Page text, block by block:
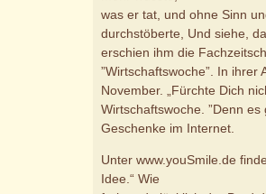
was er tat, und ohne Sinn
durchstöberte, Und siehe, da
erschien ihm die
”Wirtschaftswoche”. In ihrer
November. „Fürchte Dich
Wirtschaftswoche. ”Denn es
Geschenke im Internet.
Unter www.youSmile.de
Idee.“ Wie